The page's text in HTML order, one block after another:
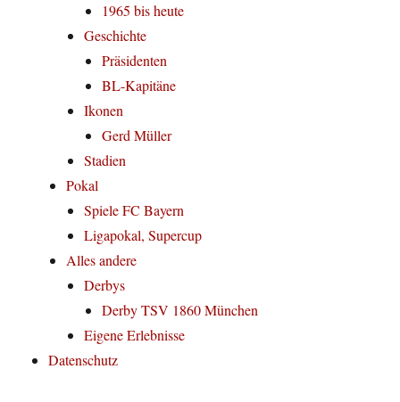
1965 bis heute
Geschichte
Präsidenten
BL-Kapitäne
Ikonen
Gerd Müller
Stadien
Pokal
Spiele FC Bayern
Ligapokal, Supercup
Alles andere
Derbys
Derby TSV 1860 München
Eigene Erlebnisse
Datenschutz